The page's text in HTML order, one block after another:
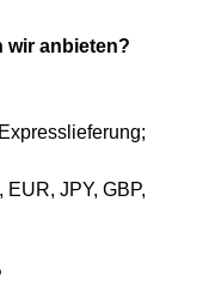
wir anbieten?
JPY, GBP,